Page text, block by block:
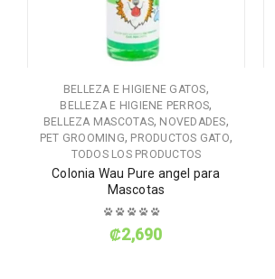
BELLEZA E HIGIENE GATOS,
BELLEZA E HIGIENE PERROS,
BELLEZA MASCOTAS, NOVEDADES,
PET GROOMING, PRODUCTOS GATO,
TODOS LOS PRODUCTOS
Colonia Wau Pure angel para
Mascotas
₡2,690